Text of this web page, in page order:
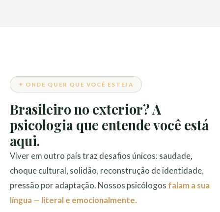
✦ ONDE QUER QUE VOCÊ ESTEJA
Brasileiro no exterior? A
psicologia que entende você está
aqui.
Viver em outro país traz desafios únicos: saudade,
choque cultural, solidão, reconstrução de identidade,
pressão por adaptação. Nossos psicólogos falam a sua
língua — literal e emocionalmente.